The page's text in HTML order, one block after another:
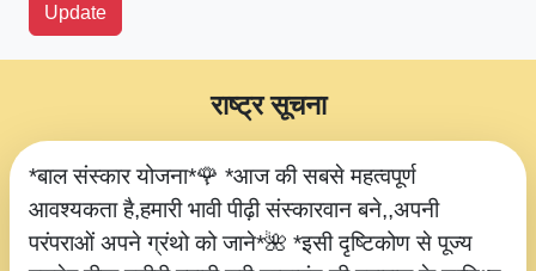
Update
*बाल संस्कार योजना*🌹 *आज की सबसे महत्वपूर्ण
आवश्यकता है,हमारी भावी पीढ़ी संस्कारवान बने,,अपनी
परंपराओं अपने ग्रंथो को जाने*🌺 *इसी दृष्टिकोण से पूज्य
राष्ट्र सूचना